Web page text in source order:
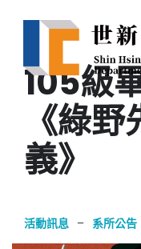
105級
《綠
義》
活動訊息 – 系所公告